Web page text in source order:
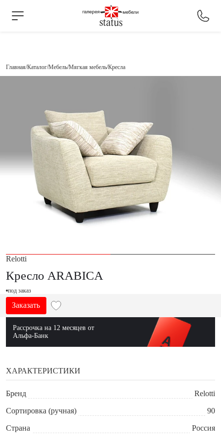
Главная Каталог Мебель Мягкая мебель Кресла
Relotti
Кресло ARABICA
под заказ
Заказать
Рассрочка на 12 месяцев от
Альфа-Банк
ХАРАКТЕРИСТИКИ
Бренд
Relotti
Сортировка (ручная)
90
Страна
Россия